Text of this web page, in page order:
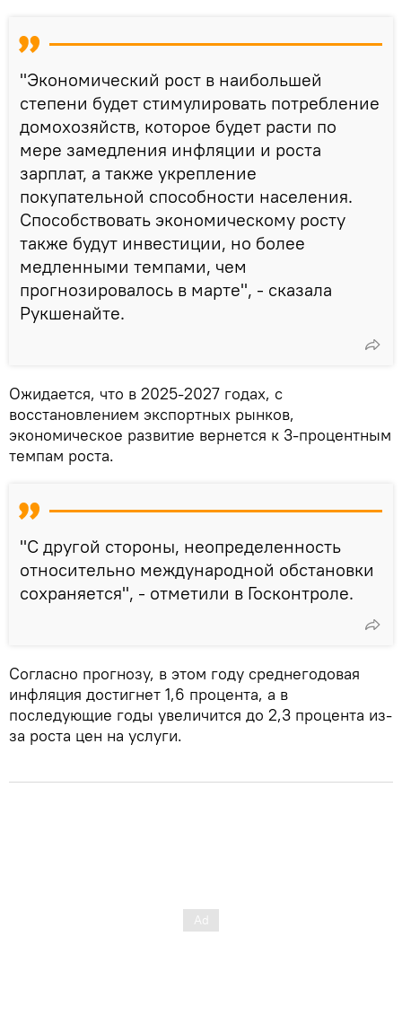
"Экономический рост в наибольшей
степени будет стимулировать потребление
домохозяйств, которое будет расти по
мере замедления инфляции и роста
зарплат, а также укрепление
покупательной способности населения.
Способствовать экономическому росту
также будут инвестиции, но более
медленными темпами, чем
прогнозировалось в марте", - сказала
Рукшенайте.
Ожидается, что в 2025-2027 годах, с
восстановлением экспортных рынков,
экономическое развитие вернется к 3-процентным
темпам роста.
"С другой стороны, неопределенность
относительно международной обстановки
сохраняется", - отметили в Госконтроле.
Согласно прогнозу, в этом году среднегодовая
инфляция достигнет 1,6 процента, а в
последующие годы увеличится до 2,3 процента из-
за роста цен на услуги.